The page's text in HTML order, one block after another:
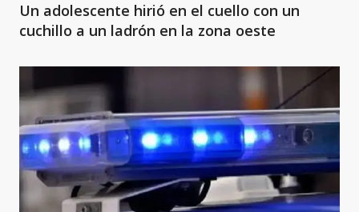
Un adolescente hirió en el cuello con un
cuchillo a un ladrón en la zona oeste